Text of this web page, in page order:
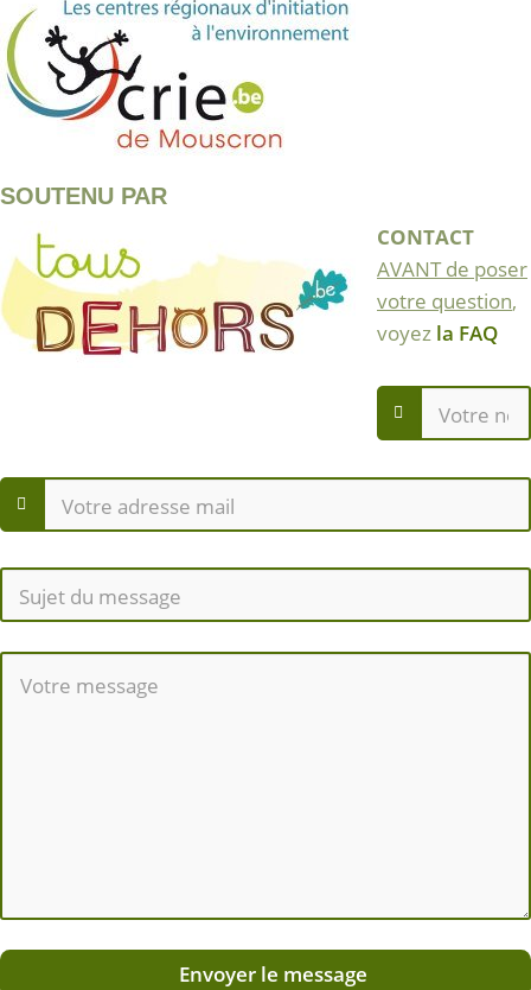
SOUTENU PAR
CONTACT
AVANT de poser
votre question,
voyez la FAQ
Envoyer le message